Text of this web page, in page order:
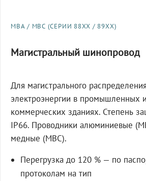
МВА / МВС (СЕРИИ 88XX / 89XX)
Магистральный шинопровод
Для магистрального распределения
электроэнергии в промышленных и
коммерческих зданиях. Степень
IP66. Проводники алюминиевые
медные (МВС).
Перегрузка до 120 % — по
протоколам на тип